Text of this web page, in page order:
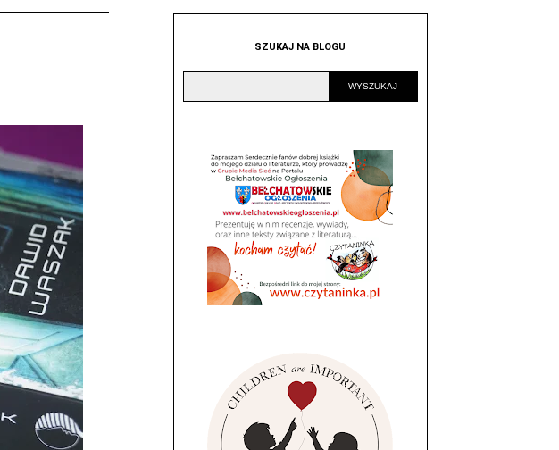
SZUKAJ NA BLOGU